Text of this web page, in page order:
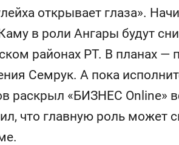
открывает глаза».
в роли Ангары будут
районах РТ. В планах —
Семрук. А пока
раскрыл «БИЗНЕС Online»
что главную роль может
«Гуксуми»: «Наша
стать местом встречи
фанатов Азии»